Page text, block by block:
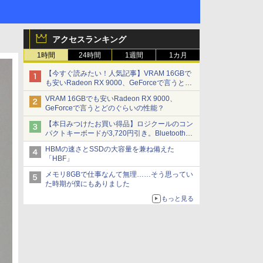
アクセスランキング
1時間 24時間 1週間 1カ月
【今すぐ読みたい！人気記事】VRAM 16GBで
も安いRadeon RX 9000、GeForceで言うとど
のぐらいの性能？ - PC Watch
VRAM 16GBでも安いRadeon RX 9000、
GeForceで言うとどのぐらいの性能？
【本日みつけたお買い得品】ロジクールのコン
パクトキーボードが3,720円引き。Bluetoothで3
台接続対応
HBMの速さとSSDの大容量を兼ね備えた
「HBF」
メモリ8GBで仕事なんて無理……そう思ってい
た時期が僕にもありました
もっと見る